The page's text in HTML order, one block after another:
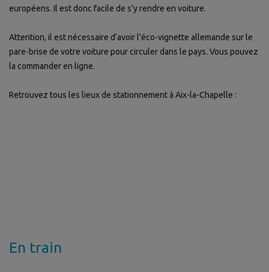
européens. Il est donc facile de s’y rendre en voiture.
Attention, il est nécessaire d’avoir l’éco-vignette allemande sur le
pare-brise de votre voiture pour circuler dans le pays. Vous pouvez
la commander en ligne.
Retrouvez tous les lieux de stationnement à Aix-la-Chapelle :
En train